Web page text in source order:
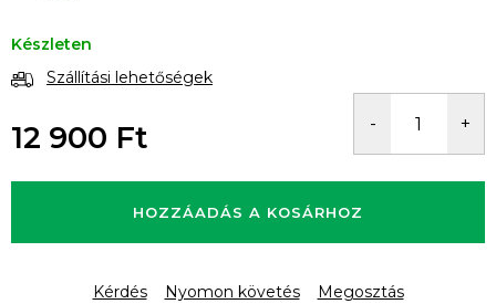
Készleten
Szállítási lehetőségek
12 900 Ft
HOZZÁADÁS A KOSÁRHOZ
Kérdés Nyomon követés Megosztás